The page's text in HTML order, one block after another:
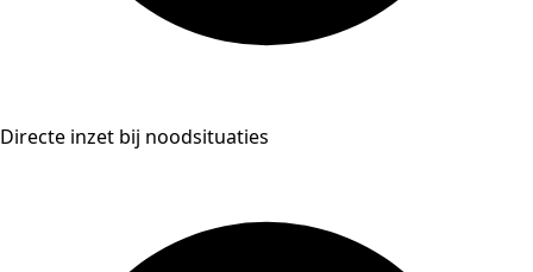
Directe inzet bij noodsituaties